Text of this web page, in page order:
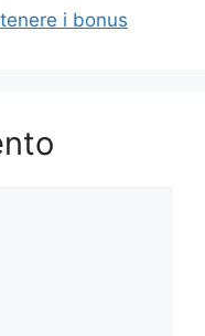
i bonus